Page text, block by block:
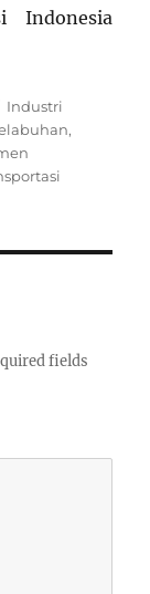
Indonesia
Tags
Industri
,
fields